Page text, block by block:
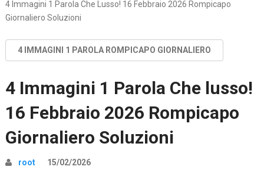
4 Immagini 1 Parola Che Lusso! 16 Febbraio 2026 Rompicapo
Giornaliero Soluzioni
4 IMMAGINI 1 PAROLA ROMPICAPO GIORNALIERO
4 Immagini 1 Parola Che lusso!
16 Febbraio 2026 Rompicapo
Giornaliero Soluzioni
root 15/02/2026